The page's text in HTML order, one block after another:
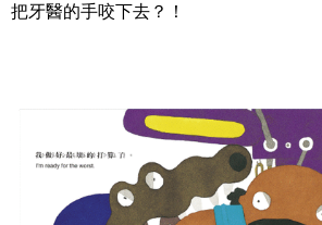
把牙醫的手咬下去？！